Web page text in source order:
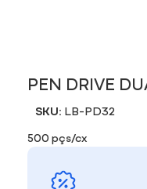
PEN DRIVE
SKU: LB-PD32
500 pçs/cx